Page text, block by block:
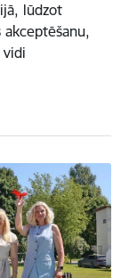
lūdzot
vidi